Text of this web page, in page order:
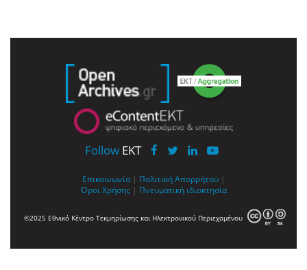
Follow EKT
Επικοινωνία | Πολιτική Απορρήτου |
Όροι Χρήσης | Πνευματική ιδιοκτησία
©2025 Εθνικό Κέντρο Τεκμηρίωσης και Ηλεκτρονικού Περιεχομένου